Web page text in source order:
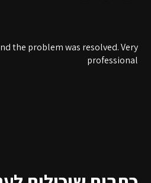
the problem was resolved. Very
professional